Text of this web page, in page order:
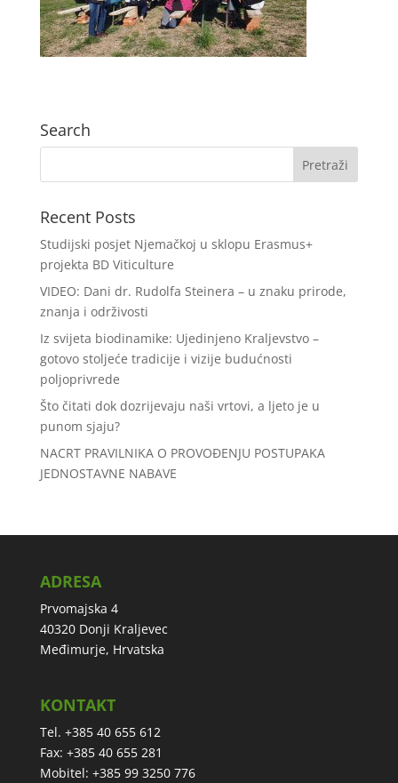
Search
Recent Posts
Studijski posjet Njemačkoj u sklopu Erasmus+
projekta BD Viticulture
VIDEO: Dani dr. Rudolfa Steinera – u znaku prirode,
znanja i održivosti
Iz svijeta biodinamike: Ujedinjeno Kraljevstvo –
gotovo stoljeće tradicije i vizije budućnosti
poljoprivrede
Što čitati dok dozrijevaju naši vrtovi, a ljeto je u
punom sjaju?
NACRT PRAVILNIKA O PROVOĐENJU POSTUPAKA
JEDNOSTAVNE NABAVE
ADRESA
Prvomajska 4
40320 Donji Kraljevec
Međimurje, Hrvatska
KONTAKT
Tel. +385 40 655 612
Fax: +385 40 655 281
Mobitel: +385 99 3250 776